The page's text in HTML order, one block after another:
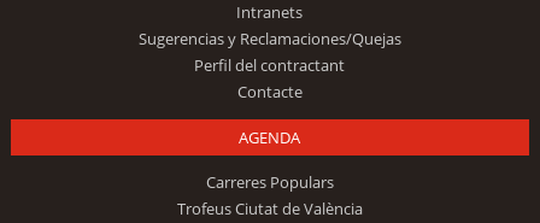
Intranets
Sugerencias y Reclamaciones/Quejas
Perfil del contractant
Contacte
AGENDA
Carreres Populars
Trofeus Ciutat de València